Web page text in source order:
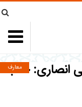
انصاری: خطبه
معارف